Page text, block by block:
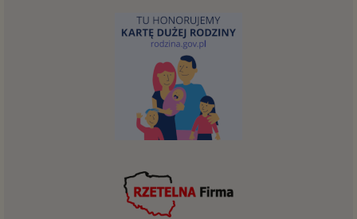
użytkowników (np. personalizowanie treści w
usługach) jak również prowadzenie marketingu i
promocji własnych usług administratora
Psychorada.pl w serwisie administratora (np. jeśli
interesujesz się psychologią dziecka i oglądasz
materiały na ten temat w Psychorada.pl to możemy
Ci wyświetlić reklamę na podobny temat).
usługi, których możesz potrzebować) reklamodawcy
i ich przedstawiciele muszą mieć możliwość